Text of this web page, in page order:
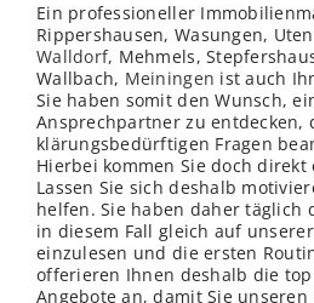
Ein professioneller
Rippershausen, Wasungen,
Walldorf, Mehmels,
Wallbach, Meiningen ist auch
Sie haben somit den Wunsch,
Ansprechpartner zu entdecken,
klärungsbedürftigen Fragen
Hierbei kommen Sie doch
Lassen Sie sich deshalb
helfen. Sie haben daher täglich
in diesem Fall gleich auf
einzulesen und die ersten
offerieren Ihnen deshalb die
Angebote an, damit Sie